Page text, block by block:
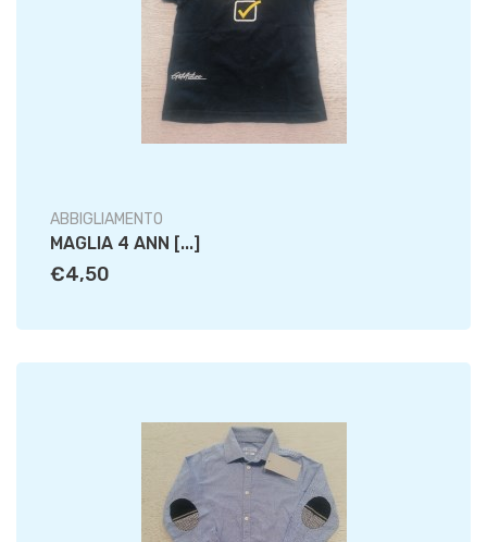
ABBIGLIAMENTO
MAGLIA 4 ANN [...]
€4,50